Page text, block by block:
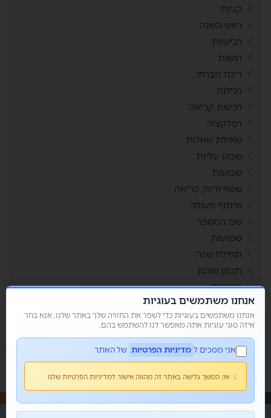
קניות
ראש השנה
רביעיות
רגשות
ריכוז חברתי
רכילות
רכישת קריאה
רפלקציה
שאילת שאלות
שבוע עליות
שבועות
שטף ודיוק קריאה
שיתוף פעולה
שם המספר
שמועות
תחילת שנה
תכנון וארגון
תפזורת
תשבצים
אנחנו משתמשים בעוגיות
אנחנו משתמשים בעוגיות כדי לשפר את החוויה שלך באתר שלנו. אנא בחר
איזה סוגי עוגיות אתה מאפשר לנו להשתמש בהם.
אני מסכים ל מדיניות הפרטיות של האתר
או: המשך גלישה באתר זה מהווה אישור למדיניות הפרטיות שלנו